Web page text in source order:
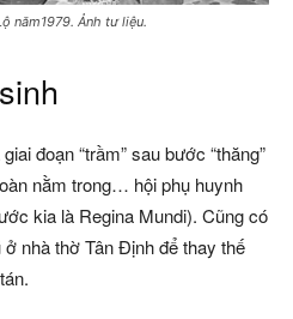
năm1979. Ảnh tư liệu.
đoạn “trầm” sau bước “thăng”
nằm trong… hội phụ huynh
kia là Regina Mundi). Cũng có
nhà thờ Tân Định để thay thế